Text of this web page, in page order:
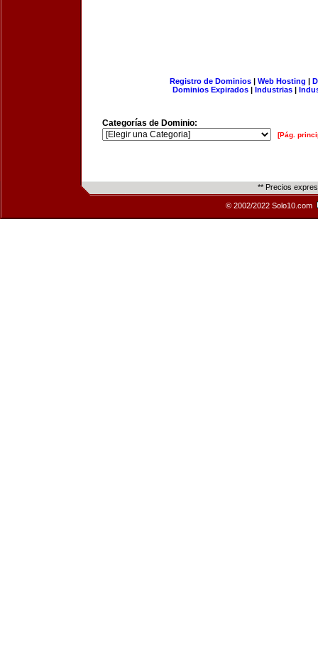
Registro de Dominios| Web Hosting |
Dominios Expirados | Industrias |
Categorías de Dominio:
[Pág.
** Precios
© 2002/2022 Solo10.com